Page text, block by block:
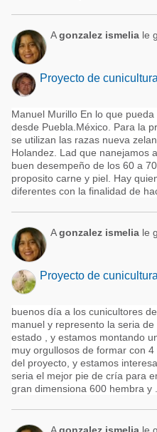
Agonzalez ismelia le
Proyecto de
Manuel Murillo En lo que
desde Puebla.México. Para la
se utilizan las razas nueva
Holandez. Lad que nanejamos
buen desempeño de los 60 a
proposito carne y piel. Hay
diferentes con la finalidad de
Agonzalez ismelia le
Proyecto de
buenos día a los cunicultores
manuel y represento la seria
estado , y estamos montando
muy orgullosos de formar con
del proyecto, y estamos
seria el mejor pie de cría para
gran dimensiona 600 hembra y ...